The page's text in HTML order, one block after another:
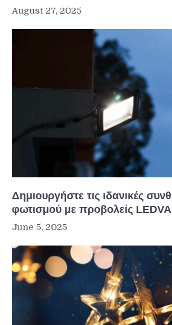
August 27, 2025
Δημιουργήστε τις ιδανικές
φωτισμού με προβολείς
June 5, 2025